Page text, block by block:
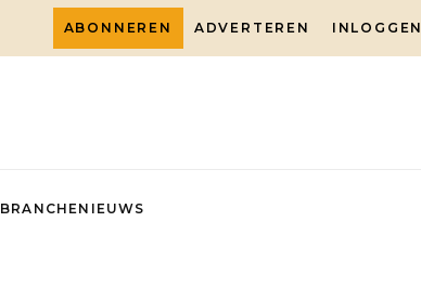
ABONNEREN ADVERTEREN INLOGGEN
BRANCHENIEUWS